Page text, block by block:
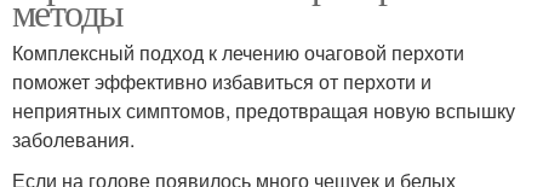
методы
Комплексный подход к лечению очаговой перхоти
поможет эффективно избавиться от перхоти и
неприятных симптомов, предотвращая новую вспышку
заболевания.
Если на голове появилось много чешуек и белых